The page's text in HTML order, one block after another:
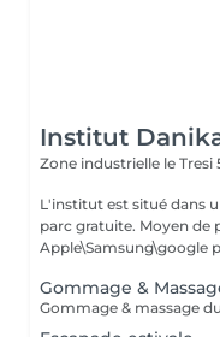
Institut
Zone industrielle le Tresi
L'institut est situé dans un endroit
parc gratuite. Moyen de paiement en espèces, carte bancaire,
Apple\Samsung\google
Gommage &